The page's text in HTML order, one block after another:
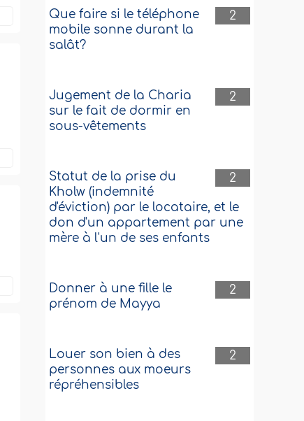
2
Que faire si le téléphone
mobile sonne durant la
salât?
2
Jugement de la Charia
sur le fait de dormir en
sous-vêtements
2
Statut de la prise du
Kholw (indemnité
d'éviction) par le locataire, et le
don d'un appartement par une
mère à l'un de ses enfants
2
Donner à une fille le
prénom de Mayya
2
Louer son bien à des
personnes aux moeurs
répréhensibles